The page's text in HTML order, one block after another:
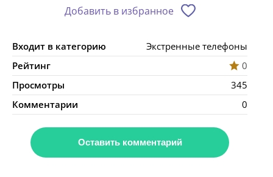
Добавить в избранное
Входит в категорию
Экстренные телефоны
Рейтинг
0
Просмотры
345
Комментарии
0
Оставить комментарий